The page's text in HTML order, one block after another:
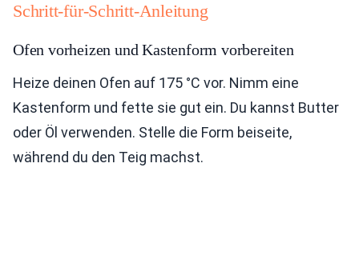
Schritt-für-Schritt-Anleitung
Ofen vorheizen und Kastenform vorbereiten
Heize deinen Ofen auf 175 °C vor. Nimm eine
Kastenform und fette sie gut ein. Du kannst Butter
oder Öl verwenden. Stelle die Form beiseite,
während du den Teig machst.